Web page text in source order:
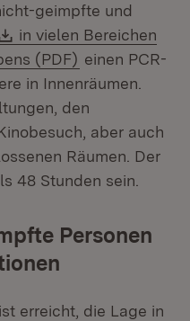
geimpfte und
Download:
in vielen Bereichen
(PDF) (Öffnet in
einen PCR-
in Innenräumen.
den
aber auch
Räumen. Der
48 Stunden sein.
Personen
erreicht, die Lage in